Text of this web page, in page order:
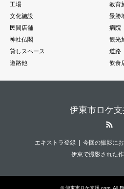
工場
教育
文化施設
景勝
民間店舗
病院
神社仏閣
観光
貸しスペース
道路
道路他
飲食
伊東市ロケ支
エキストラ登録
今回の撮影に
伊東で撮影された
©伊東市ロケ支援.com . All